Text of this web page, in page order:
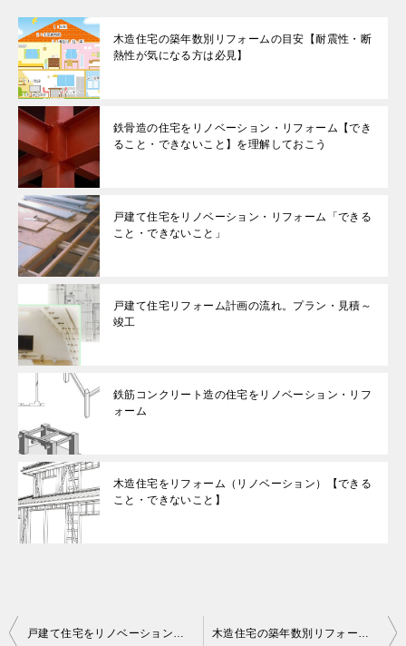
木造住宅の築年数別リフォームの目安【耐震性・断
熱性が気になる方は必見】
鉄骨造の住宅をリノベーション・リフォーム【でき
ること・できないこと】を理解しておこう
戸建て住宅をリノベーション・リフォーム「できる
こと・できないこと」
戸建て住宅リフォーム計画の流れ。プラン・見積～
竣工
鉄筋コンクリート造の住宅をリノベーション・リフ
ォーム
木造住宅をリフォーム（リノベーション）【できる
こと・できないこと】
投